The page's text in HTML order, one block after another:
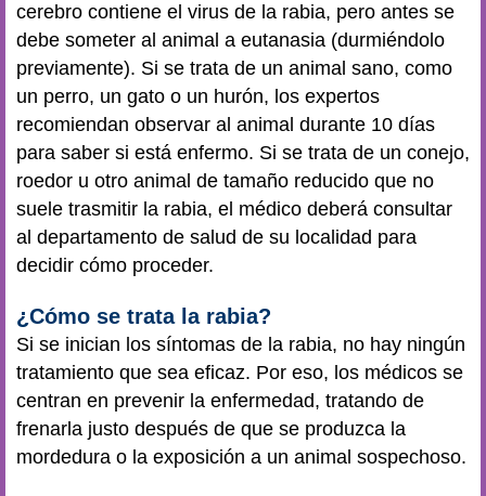
cerebro contiene el virus de la rabia, pero antes se
debe someter al animal a eutanasia (durmiéndolo
previamente). Si se trata de un animal sano, como
un perro, un gato o un hurón, los expertos
recomiendan observar al animal durante 10 días
para saber si está enfermo. Si se trata de un conejo,
roedor u otro animal de tamaño reducido que no
suele trasmitir la rabia, el médico deberá consultar
al departamento de salud de su localidad para
decidir cómo proceder.
¿Cómo se trata la rabia?
Si se inician los síntomas de la rabia, no hay ningún
tratamiento que sea eficaz. Por eso, los médicos se
centran en prevenir la enfermedad, tratando de
frenarla justo después de que se produzca la
mordedura o la exposición a un animal sospechoso.